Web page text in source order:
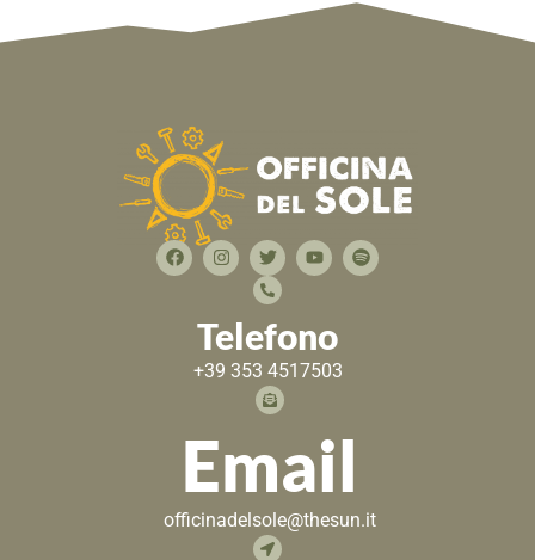
Telefono
+39 353 4517503
Email
officinadelsole@thesun.it